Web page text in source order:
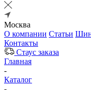
Москва
О компании Статьи
Контакты
Стаус заказа
Главная
-
Каталог